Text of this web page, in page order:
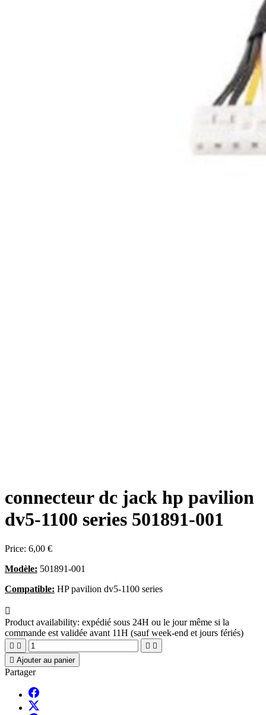
connecteur dc jack hp pavilion
dv5-1100 series 501891-001
Price: 6,00 €
Modèle: 501891-001
Compatible: HP pavilion dv5-1100 series

Product availability: expédié sous 24H ou le jour même si la
commande est validée avant 11H (sauf week-end et jours fériés)
   
 Ajouter au panier
Partager